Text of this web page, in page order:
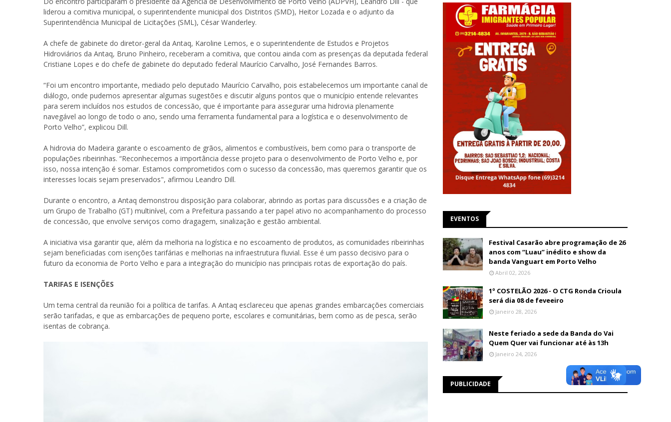
liderou a comitiva municipal, o superintendente municipal dos Distritos (SMD), Heitor Lozada e o adjunto da
Superintendência Municipal de Licitações (SML), César Wanderley.
A chefe de gabinete do diretor-geral da Antaq, Karoline Lemos, e o superintendente de Estudos e Projetos
Hidroviários da Antaq, Bruno Pinheiro, receberam a comitiva, que contou ainda com as presenças da deputada federal
Cristiane Lopes e do chefe de gabinete do deputado federal Maurício Carvalho, José Fernandes Barros.
“Foi um encontro importante, mediado pelo deputado Maurício Carvalho, pois estabelecemos um importante canal de
diálogo, onde pudemos apresentar algumas sugestões e discutir alguns pontos que o município entende relevantes
para serem incluídos nos estudos de concessão, que é importante para assegurar uma hidrovia plenamente
navegável ao longo de todo o ano, sendo uma ferramenta fundamental para a logística e o desenvolvimento de
Porto Velho”, explicou Dill.
A hidrovia do Madeira garante o escoamento de grãos, alimentos e combustíveis, bem como para o transporte de
populações ribeirinhas. “Reconhecemos a importância desse projeto para o desenvolvimento de Porto Velho e, por
isso, nossa intenção é somar. Estamos comprometidos com o sucesso da concessão, mas queremos garantir que os
interesses locais sejam preservados", afirmou Leandro Dill.
Durante o encontro, a Antaq demonstrou disposição para colaborar, abrindo as portas para discussões e a criação de
um Grupo de Trabalho (GT) multinível, com a Prefeitura passando a ter papel ativo no acompanhamento do processo
de concessão, que envolve serviços como dragagem, sinalização e gestão ambiental.
A iniciativa visa garantir que, além da melhoria na logística e no escoamento de produtos, as comunidades ribeirinhas
sejam beneficiadas com isenções tarifárias e melhorias na infraestrutura fluvial. Esse é um passo decisivo para o
futuro da economia de Porto Velho e para a integração do município nas principais rotas de exportação do país.
TARIFAS E ISENÇÕES
Um tema central da reunião foi a política de tarifas. A Antaq esclareceu que apenas grandes embarcações comerciais
serão tarifadas, e que as embarcações de pequeno porte, escolares e comunitárias, bem como as de pesca, serão
isentas de cobrança.
EVENTOS
Festival Casarão abre programação de 26
anos com “Luau” inédito e show da
banda Vanguart em Porto Velho
Abril 02, 2026
1º COSTELÃO 2026 - O CTG Ronda Crioula
será dia 08 de feveeiro
Janeiro 28, 2026
Neste feriado a sede da Banda do Vai
Quem Quer vai funcionar até às 13h
Janeiro 24, 2026
PUBLICIDADE